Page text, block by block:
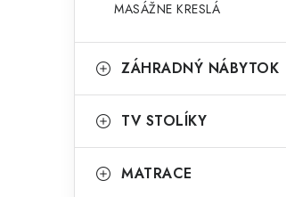
MASÁŽNE KRESLÁ
ZÁHRADNÝ NÁBYTOK
TV STOLÍKY
MATRACE